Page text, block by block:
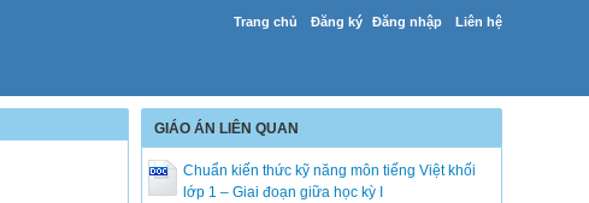
Trang chủ Đăng ký Đăng nhập Liên hệ
GIÁO ÁN LIÊN QUAN
Chuẩn kiến thức kỹ năng môn tiếng Việt khối
lớp 1 – Giai đoạn giữa học kỳ I